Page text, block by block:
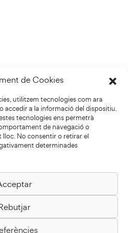
de Cookies
utilitzem tecnologies com ara
accedir a la informació del dispositiu.
tecnologies ens permetrà
de navegació o
No consentir o retirar el
determinades
1